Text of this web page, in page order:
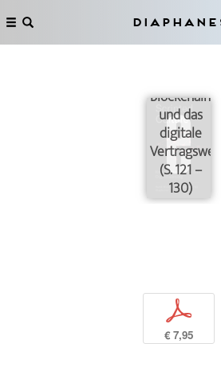
Blockchain
und das
digitale
(S. 121 –
130)
p
€ 7,95